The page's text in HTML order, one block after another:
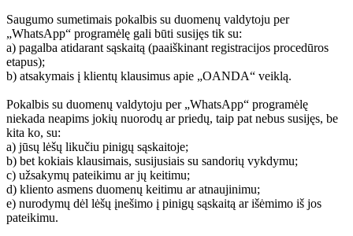
Saugumo sumetimais pokalbis su duomenų valdytoju per
„WhatsApp“ programėlę gali būti susijęs tik su:
a) pagalba atidarant sąskaitą (paaiškinant registracijos procedūros
etapus);
b) atsakymais į klientų klausimus apie „OANDA“ veiklą.
Pokalbis su duomenų valdytoju per „WhatsApp“ programėlę
niekada neapims jokių nuorodų ar priedų, taip pat nebus susijęs, be
kita ko, su:
a) jūsų lėšų likučiu pinigų sąskaitoje;
b) bet kokiais klausimais, susijusiais su sandorių vykdymu;
c) užsakymų pateikimu ar jų keitimu;
d) kliento asmens duomenų keitimu ar atnaujinimu;
e) nurodymų dėl lėšų įnešimo į pinigų sąskaitą ar išėmimo iš jos
pateikimu.